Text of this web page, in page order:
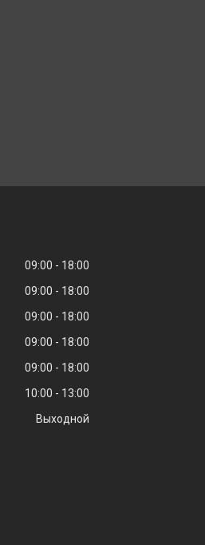
09:00
18:00
09:00
18:00
09:00
18:00
09:00
18:00
09:00
18:00
10:00
13:00
Выходной